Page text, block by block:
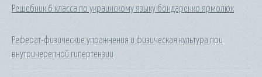
Решебник 6 класса по украинскому языку бондаренко ярмолюк
Реферат-физические упражнения и физическая культура при
внутричерепной гипертензии